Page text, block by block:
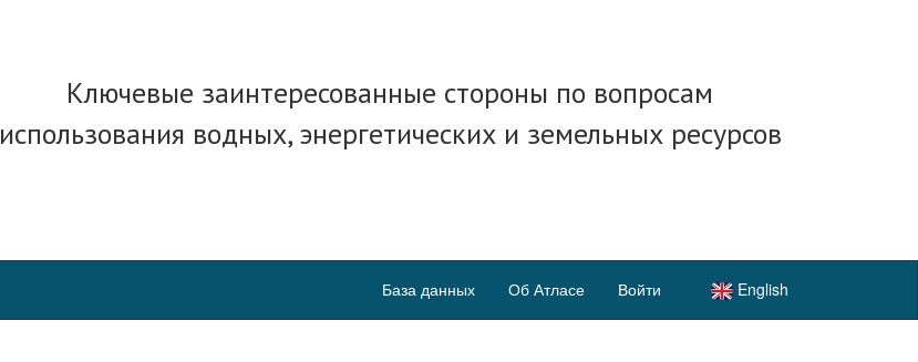
Ключевые заинтересованные стороны по вопросам
использования водных, энергетических и земельных ресурсов
База данных Об Атласе Войти English